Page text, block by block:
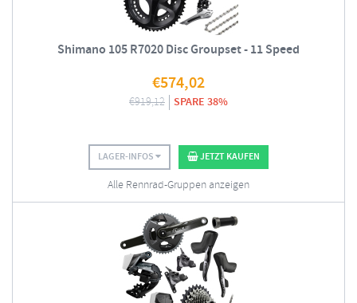
Shimano 105 R7020 Disc Groupset - 11 Speed
€574,02
€919,12 SPARE 38%
LAGER-INFOS JETZT KAUFEN
Alle Rennrad-Gruppen anzeigen